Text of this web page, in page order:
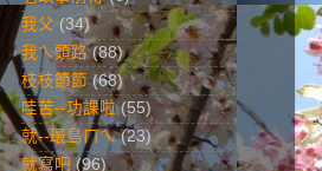
我父 (34)
我ㄟ頭路 (88)
枝枝節節 (68)
哇苦--功課啦 (55)
就--環島ㄇㄟ (23)
就寫吧 (96)